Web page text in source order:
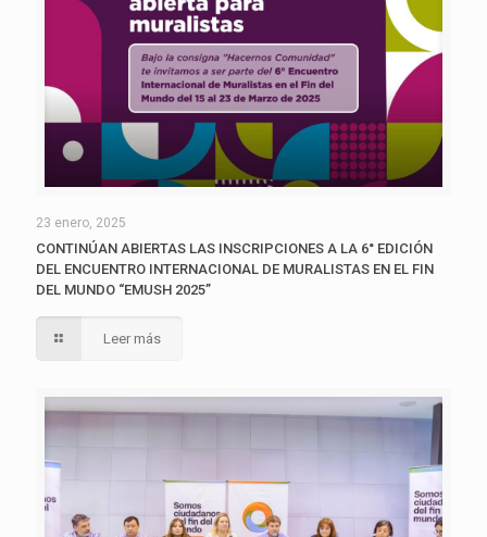
23 enero, 2025
CONTINÚAN ABIERTAS LAS INSCRIPCIONES A LA 6° EDICIÓN
DEL ENCUENTRO INTERNACIONAL DE MURALISTAS EN EL FIN
DEL MUNDO “EMUSH 2025”
Leer más